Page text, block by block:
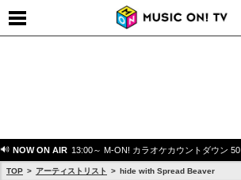
NOW ON AIR 13:00～ M-ON! カラオケカウントダウン 50
TOP アーティストリスト hide with Spread Beaver